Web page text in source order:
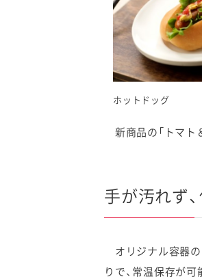
ホットドッグ
新商品の「トマト
手が汚れず
オリジナル容器の
りで、常温保存が